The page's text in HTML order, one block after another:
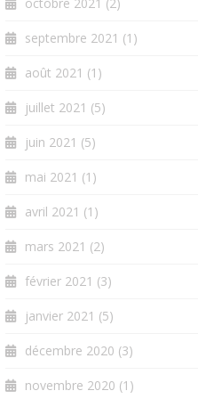
septembre 2021 (1)
août 2021 (1)
juillet 2021 (5)
juin 2021 (5)
mai 2021 (1)
avril 2021 (1)
mars 2021 (2)
février 2021 (3)
janvier 2021 (5)
décembre 2020 (3)
novembre 2020 (1)